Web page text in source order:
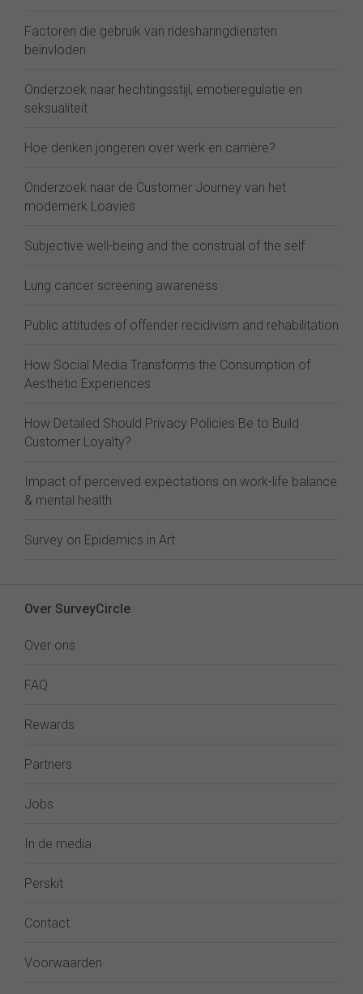
Factoren die gebruik van ridesharingdiensten
beïnvloden
Onderzoek naar hechtingsstijl, emotieregulatie en
seksualiteit
Hoe denken jongeren over werk en carrière?
Onderzoek naar de Customer Journey van het
modemerk Loavies
Subjective well-being and the construal of the self
Lung cancer screening awareness
Public attitudes of offender recidivism and rehabilitation
How Social Media Transforms the Consumption of
Aesthetic Experiences
How Detailed Should Privacy Policies Be to Build
Customer Loyalty?
Impact of perceived expectations on work-life balance
& mental health
Survey on Epidemics in Art
Over SurveyCircle
Over ons
FAQ
Rewards
Partners
Jobs
In de media
Perskit
Contact
Voorwaarden